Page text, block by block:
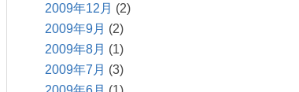
2009年12月 (2)
2009年9月 (2)
2009年8月 (1)
2009年7月 (3)